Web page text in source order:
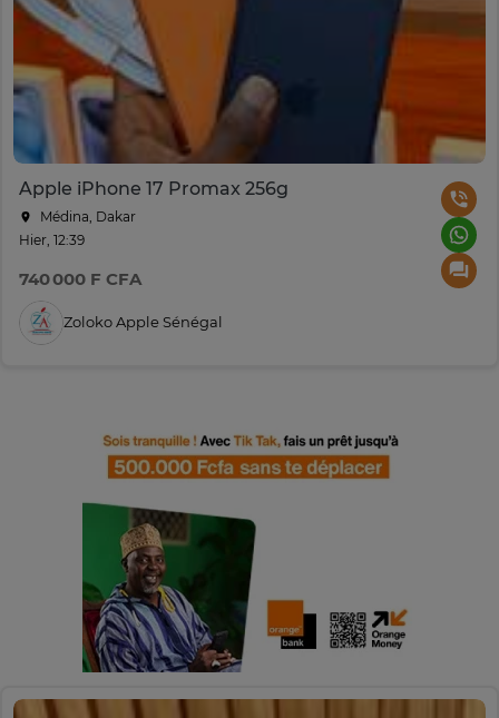
Apple iPhone 17 Promax 256g
Médina, Dakar
Hier, 12:39
740 000 F CFA
Zoloko Apple Sénégal